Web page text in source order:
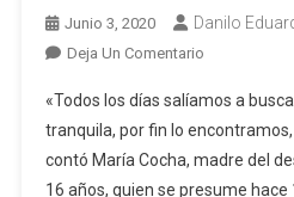
Junio 3, 2020 Danilo
Deja Un ComentarioEn
El
Río
De
La
«Todos los días salíamos a
tranquila, por fin lo
contó María Cocha, madre del
16 años, quien se presume hace